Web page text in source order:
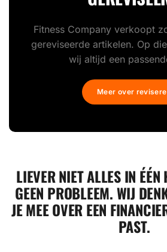
Fitness Company verkoopt
gereviseerde artikelen. Op
wij altijd een
Meer over
LIEVER NIET ALLES IN ÉÉN
GEEN PROBLEEM. WIJ
JE MEE OVER EEN
PAST.